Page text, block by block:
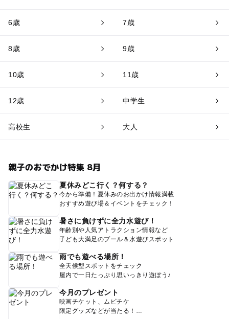
6歳 7歳
8歳 9歳
10歳 11歳
12歳 中学生
高校生 大人
親子のおでかけ特集 8月
夏休みどこ行く？何する？
今から準備！夏休みのお出かけ情報満載
おすすめ遊び場＆イベントをチェック！
暑さに負けずに全力水遊び！
年齢別や人気アトラクション情報など
子ども大満足のプール＆水遊びスポット
雨でも遊べる場所！
全天候型スポットをチェック
屋内で一日たっぷり思いっきり遊ぼう♪
今月のプレゼント
映画チケット、ムビチケ
限定グッズなどが当たる！